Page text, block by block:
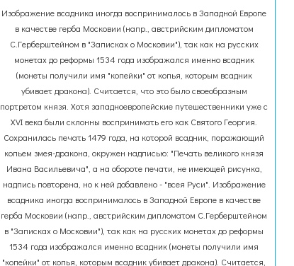
Изображение всадника иногда воспринималось в Западной Европе
в качестве герба Московии (напр., австрийским дипломатом
С.Герберштейном в "Записках о Московии"), так как на русских
монетах до реформы 1534 года изображался именно всадник
(монеты получили имя "копейки" от копья, которым всадник
убивает дракона). Считается, что это было своеобразным
портретом князя. Хотя западноевропейские путешественники уже с
XVI века были склонны воспринимать его как Святого Георгия.
Cохранилась печать 1479 года, на которой всадник, поражающий
копьем змея-дракона, окружен надписью: "Печать великого князя
Ивана Васильевича", а на обороте печати, не имеющей рисунка,
надпись повторена, но к ней добавлено - "всея Руси". Изображение
всадника иногда воспринималось в Западной Европе в качестве
герба Московии (напр., австрийским дипломатом С.Герберштейном
в "Записках о Московии"), так как на русских монетах до реформы
1534 года изображался именно всадник (монеты получили имя
"копейки" от копья, которым всадник убивает дракона). Считается,